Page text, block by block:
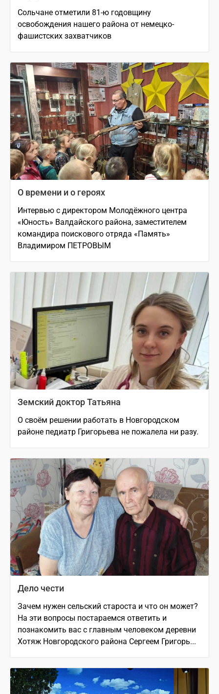
Сольчане отметили 81-ю годовщину
освобождения нашего района от немецко-
фашистских захватчиков
О времени и о героях
Интервью с директором Молодёжного центра
«Юность» Валдайского района, заместителем
командира поискового отряда «Память»
Владимиром ПЕТРОВЫМ
Земский доктор Татьяна
О своём решении работать в Новгородском
районе педиатр Григорьева не пожалела ни разу.
Дело чести
Зачем нужен сельский староста и что он может?
На эти вопросы постараемся ответить и
познакомить вас с главным человеком деревни
Хотяж Новгородского района Сергеем Григорь...